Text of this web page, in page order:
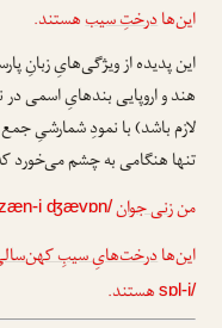
این‌هادرختِ سیبهستند.
این پدیده از ویژگی‌هایِ زبانِ
هند و اروپایی بندهایِ اسمی
لازم باشد) با نمودِ شمارشیِ
تنها هنگامی به چشم می‌خورد
منزنی جوانi ʤævɒn/
این‌هادرخت‌هایِ سیبِ
sɒl-i/هستند.